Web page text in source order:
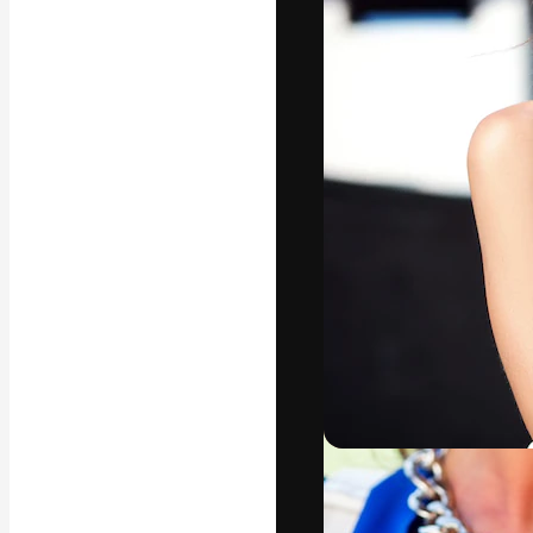
La piattaforma
migliori lavori.
creativi,
Copyright © 2010-